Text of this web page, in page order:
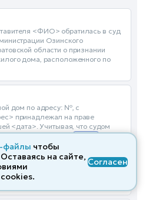
<ФИО> обратилась в суд
Озинского
области о признании
дома, расположенного по
дом по адресу: №, с
принадлежал на праве
<дата>. Учитывая, что судом
такого объекта еще...
следует, что жилой
не разрушен
файлы чтобы
на сайте, Согласен